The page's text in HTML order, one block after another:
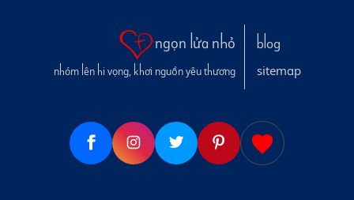
ngọn lửa nhỏ
nhóm lên hi vọng, khơi nguồn yêu thương
blog
sitemap